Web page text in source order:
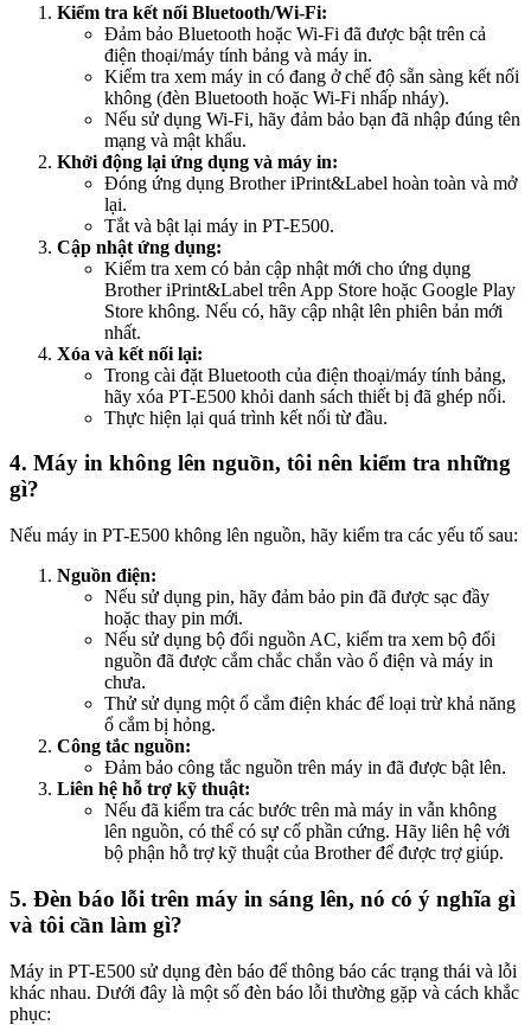
Kiểm tra kết nối Bluetooth/Wi-Fi:
Đảm bảo Bluetooth hoặc Wi-Fi đã được bật trên cả
điện thoại/máy tính bảng và máy in.
Kiểm tra xem máy in có đang ở chế độ sẵn sàng kết nối
không (đèn Bluetooth hoặc Wi-Fi nhấp nháy).
Nếu sử dụng Wi-Fi, hãy đảm bảo bạn đã nhập đúng tên
mạng và mật khẩu.
Khởi động lại ứng dụng và máy in:
Đóng ứng dụng Brother iPrint&Label hoàn toàn và mở
lại.
Tắt và bật lại máy in PT-E500.
Cập nhật ứng dụng:
Kiểm tra xem có bản cập nhật mới cho ứng dụng
Brother iPrint&Label trên App Store hoặc Google Play
Store không. Nếu có, hãy cập nhật lên phiên bản mới
nhất.
Xóa và kết nối lại:
Trong cài đặt Bluetooth của điện thoại/máy tính bảng,
hãy xóa PT-E500 khỏi danh sách thiết bị đã ghép nối.
Thực hiện lại quá trình kết nối từ đầu.
4. Máy in không lên nguồn, tôi nên kiểm tra những
gì?
Nếu máy in PT-E500 không lên nguồn, hãy kiểm tra các yếu tố sau:
Nguồn điện:
Nếu sử dụng pin, hãy đảm bảo pin đã được sạc đầy
hoặc thay pin mới.
Nếu sử dụng bộ đổi nguồn AC, kiểm tra xem bộ đổi
nguồn đã được cắm chắc chắn vào ổ điện và máy in
chưa.
Thử sử dụng một ổ cắm điện khác để loại trừ khả năng
ổ cắm bị hỏng.
Công tắc nguồn:
Đảm bảo công tắc nguồn trên máy in đã được bật lên.
Liên hệ hỗ trợ kỹ thuật:
Nếu đã kiểm tra các bước trên mà máy in vẫn không
lên nguồn, có thể có sự cố phần cứng. Hãy liên hệ với
bộ phận hỗ trợ kỹ thuật của Brother để được trợ giúp.
5. Đèn báo lỗi trên máy in sáng lên, nó có ý nghĩa gì
và tôi cần làm gì?
Máy in PT-E500 sử dụng đèn báo để thông báo các trạng thái và lỗi
khác nhau. Dưới đây là một số đèn báo lỗi thường gặp và cách khắc
phục: